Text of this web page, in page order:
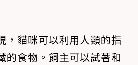
，貓咪可以利用人類的指
的食物。飼主可以試著和